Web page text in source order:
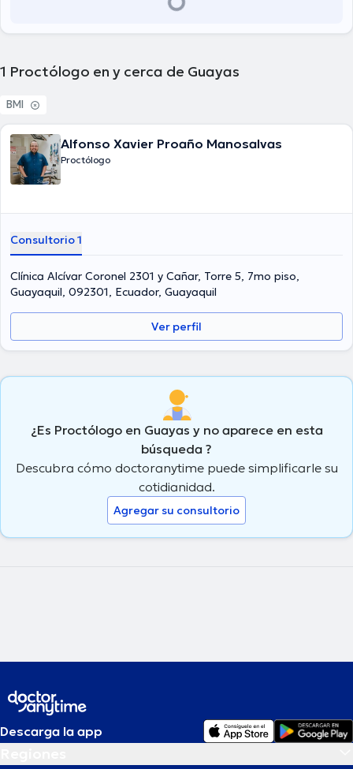
1 Proctólogo en y cerca de Guayas
BMI
Alfonso Xavier Proaño Manosalvas
Proctólogo
Consultorio 1
Clínica Alcívar Coronel 2301 y Cañar, Torre 5, 7mo piso,
Guayaquil, 092301, Ecuador, Guayaquil
Ver perfil
¿Es Proctólogo en Guayas y no aparece en esta
búsqueda ?
Descubra cómo doctoranytime puede simplificarle su
cotidianidad.
Agregar su consultorio
Descarga la app